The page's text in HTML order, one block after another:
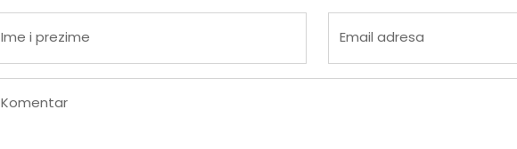
Ime i prezime Email adresa
Komentar